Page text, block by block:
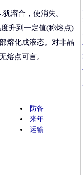
溶合，使消失。
升到一定值(称熔点)
熔化成液态。对非晶
熔点可言。
防备
来年
运输